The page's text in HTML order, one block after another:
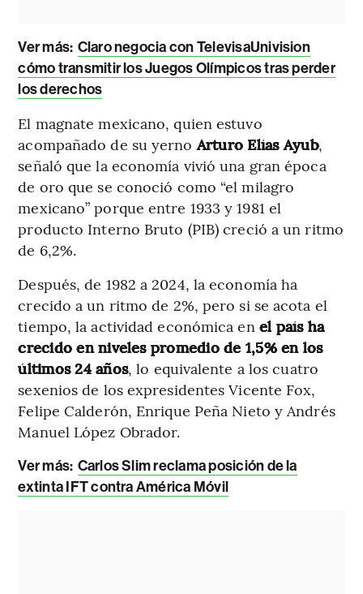
Ver más: Claro negocia con TelevisaUnivision
cómo transmitir los Juegos Olímpicos tras perder
los derechos
El magnate mexicano, quien estuvo
acompañado de su yernoArturo Elías Ayub,
señaló que la economía vivió una gran época
de oro que se conoció como “el milagro
mexicano” porque entre 1933 y 1981 el
producto Interno Bruto (PIB) creció a un ritmo
de 6,2%.
Después, de 1982 a 2024, la economía ha
crecido a un ritmo de 2%, pero si se acota el
tiempo, la actividad económica en el país ha
crecido en niveles promedio de 1,5% en los
últimos 24 años, lo equivalente a los cuatro
sexenios de los expresidentes Vicente Fox,
Felipe Calderón, Enrique Peña Nieto y Andrés
Manuel López Obrador.
Ver más: Carlos Slim reclama posición de la
extinta IFT contra América Móvil